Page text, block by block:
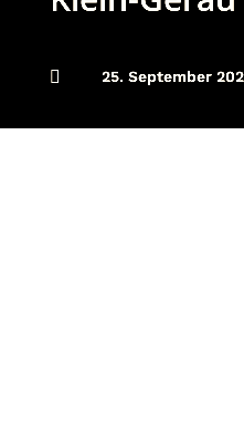
 25. September